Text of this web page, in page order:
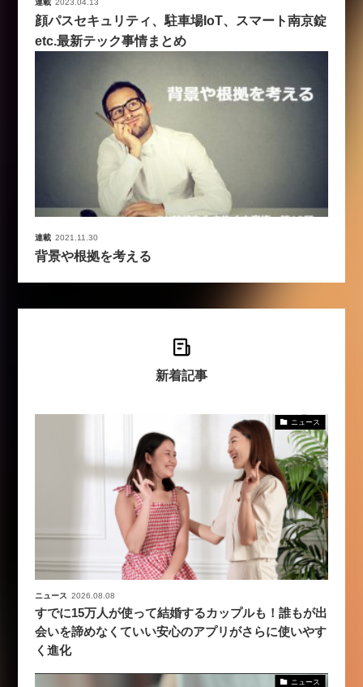
顔パスセキュリティ、駐車場IoT、スマート南京錠
etc.最新テック事情まとめ
連載 2021.11.30
背景や根拠を考える
新着記事
ニュース
ニュース 2026.08.08
すでに15万人が使って結婚するカップルも！誰もが出
会いを諦めなくていい安心のアプリがさらに使いやす
く進化
ニュース